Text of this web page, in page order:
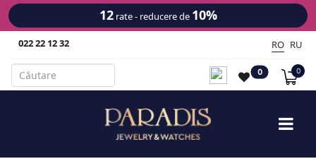
12rate - reducere de 10%
022 22 12 32 RO RU
0 0